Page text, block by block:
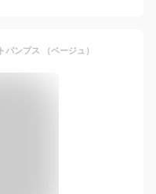
ンプス （ベージュ）